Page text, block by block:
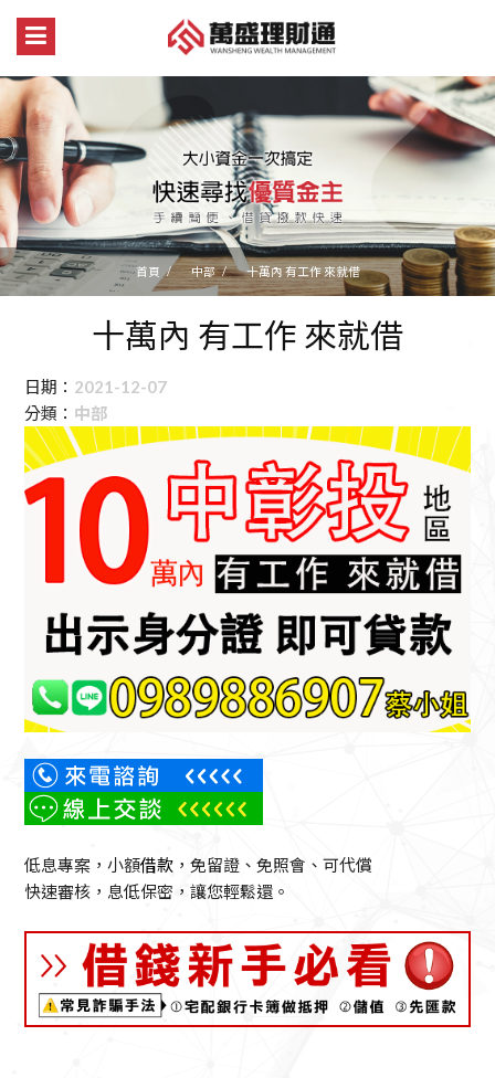
首頁 中部 十萬內 有工作 來就借
十萬內 有工作 來就借
日期： 2021-12-07
分類： 中部
低息專案，小額借款 ，免留證、免照會、可代償
快速審核，息低保密，讓您輕鬆還。